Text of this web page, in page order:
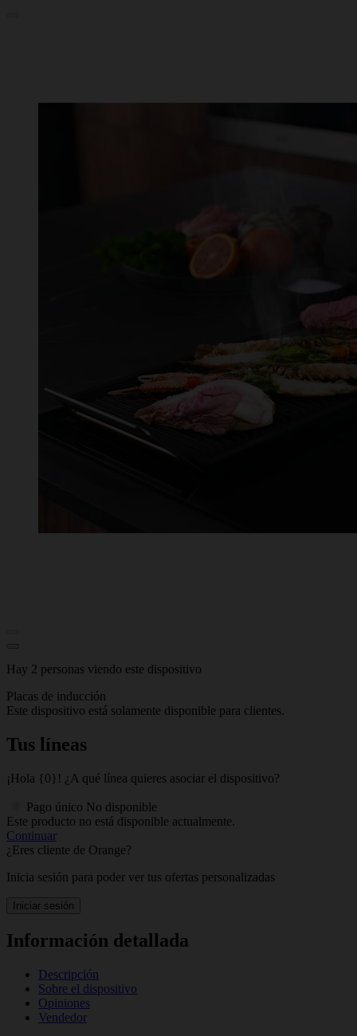
Hay 2 personas viendo este dispositivo
Placas de inducción
Este dispositivo está solamente disponible para clientes.
Tus líneas
¡Hola {0}! ¿A qué línea quieres asociar el dispositivo?
Pago único No disponible
Este producto no está disponible actualmente.
Continuar
¿Eres cliente de Orange?
Inicia sesión para poder ver tus ofertas personalizadas
Iniciar sesión
Información detallada
Descripción
Sobre el dispositivo
Opiniones
Vendedor